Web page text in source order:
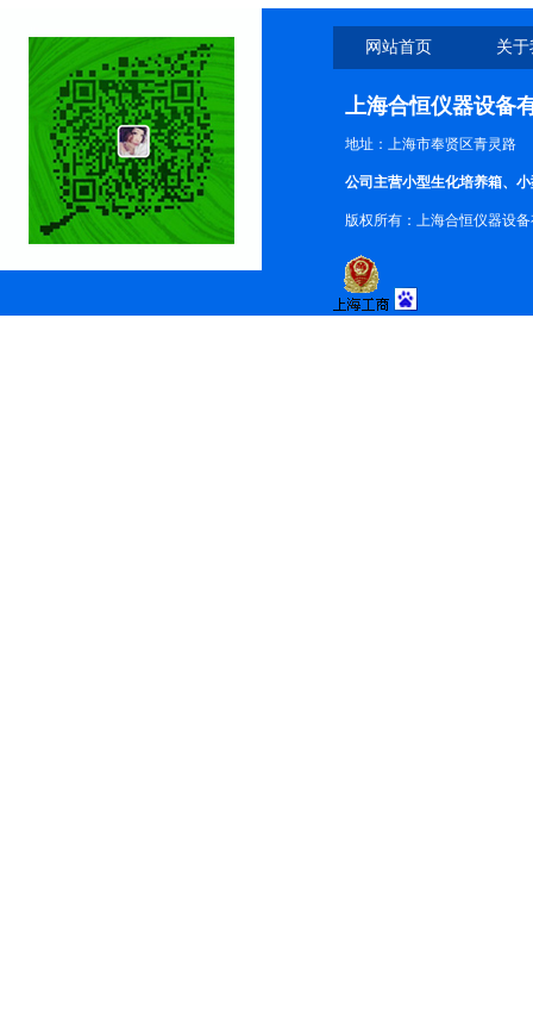
网站首页 关
上海合恒仪器设备
地址：上海市奉贤区青灵路
公司主营小型生化培养箱、
版权所有：上海合恒仪器设